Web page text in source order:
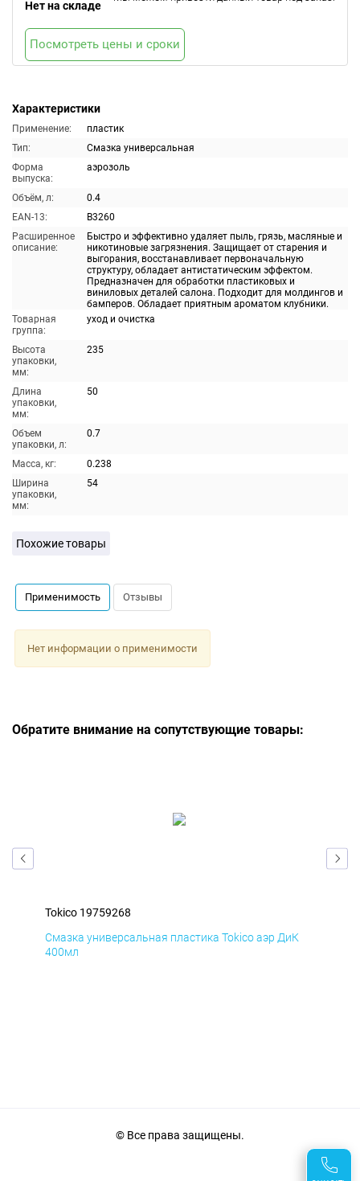
Характеристики
Применение:
пластик
Тип:
Смазка универсальная
Форма
выпуска:
аэрозоль
Объём, л:
0.4
EAN-13:
B3260
Расширенное
описание:
Быстро и эффективно удаляет пыль, грязь, масляные и
никотиновые загрязнения. Защищает от старения и
выгорания, восстанавливает первоначальную
структуру, обладает антистатическим эффектом.
Предназначен для обработки пластиковых и
виниловых деталей салона. Подходит для молдингов и
бамперов. Обладает приятным ароматом клубники.
Товарная
группа:
уход и очистка
Высота
упаковки,
мм:
235
Длина
упаковки,
мм:
50
Объем
упаковки, л:
0.7
Масса, кг:
0.238
Ширина
упаковки,
мм:
54
Нет на складе
Посмотреть цены и сроки
Похожие товары
Применимость Отзывы
Нет информации о применимости
Обратите внимание на сопутствующие товары:
Tokico 19759268
Смазка универсальная пластика Tokico аэр ДиК
400мл
© Все права защищены.